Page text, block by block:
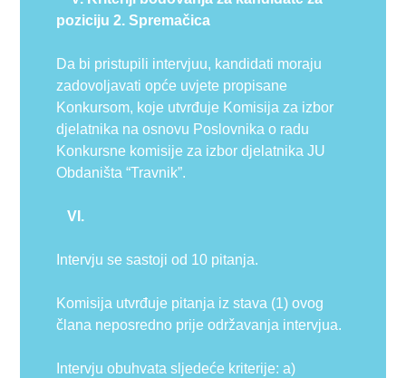
poziciju 2. Spremačica
Da bi pristupili intervjuu, kandidati moraju
zadovoljavati opće uvjete propisane
Konkursom, koje utvrđuje Komisija za izbor
djelatnika na osnovu Poslovnika o radu
Konkursne komisije za izbor djelatnika JU
Obdaništa “Travnik”.
VI.
Intervju se sastoji od 10 pitanja.
Komisija utvrđuje pitanja iz stava (1) ovog
člana neposredno prije održavanja intervjua.
Intervju obuhvata sljedeće kriterije: a)